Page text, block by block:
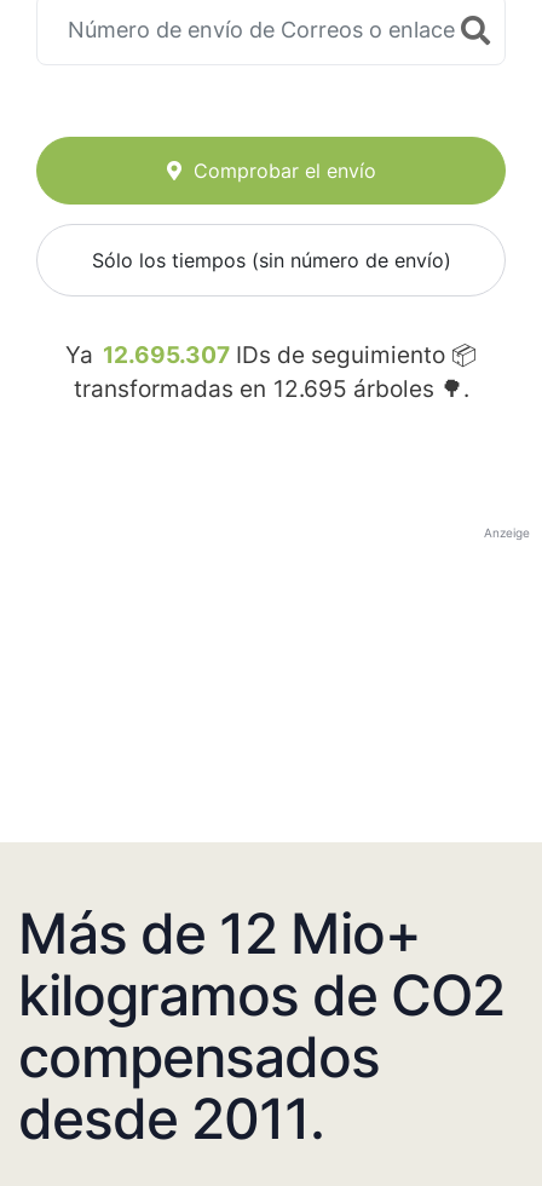
Comprobar el envío
Sólo los tiempos (sin número de envío)
Ya 12.695.307 IDs de seguimiento 📦
transformadas en 12.695 árboles 🌳.
Anzeige
Más de 12 Mio+
kilogramos de CO2
compensados
desde 2011.